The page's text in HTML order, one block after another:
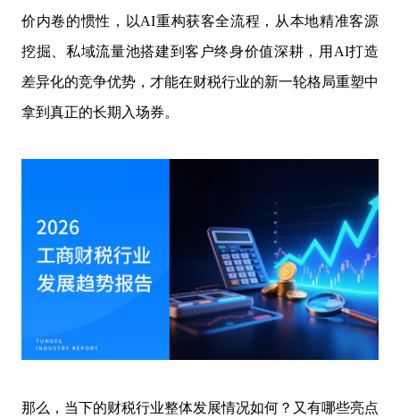
价内卷的惯性，以AI重构获客全流程，从本地精准客源
挖掘、私域流量池搭建到客户终身价值深耕，用AI打造
差异化的竞争优势，才能在财税行业的新一轮格局重塑中
拿到真正的长期入场券。
那么，当下的财税行业整体发展情况如何？又有哪些亮点